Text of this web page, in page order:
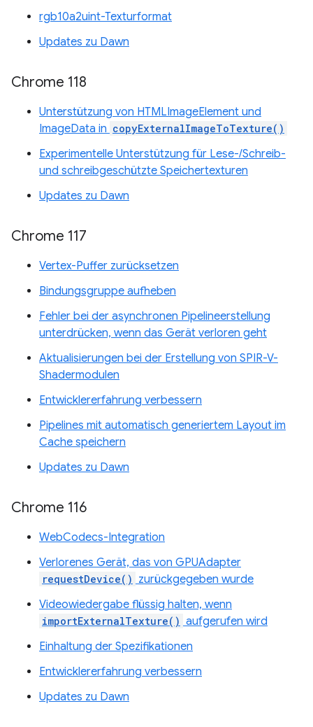
rgb10a2uint-Texturformat
Updates zu Dawn
Chrome 118
Unterstützung von HTMLImageElement und
ImageData in copyExternalImageToTexture()
Experimentelle Unterstützung für Lese-/Schreib-
und schreibgeschützte Speichertexturen
Updates zu Dawn
Chrome 117
Vertex-Puffer zurücksetzen
Bindungsgruppe aufheben
Fehler bei der asynchronen Pipelineerstellung
unterdrücken, wenn das Gerät verloren geht
Aktualisierungen bei der Erstellung von SPIR-V-
Shadermodulen
Entwicklererfahrung verbessern
Pipelines mit automatisch generiertem Layout im
Cache speichern
Updates zu Dawn
Chrome 116
WebCodecs-Integration
Verlorenes Gerät, das von GPUAdapter
requestDevice() zurückgegeben wurde
Videowiedergabe flüssig halten, wenn
importExternalTexture() aufgerufen wird
Einhaltung der Spezifikationen
Entwicklererfahrung verbessern
Updates zu Dawn